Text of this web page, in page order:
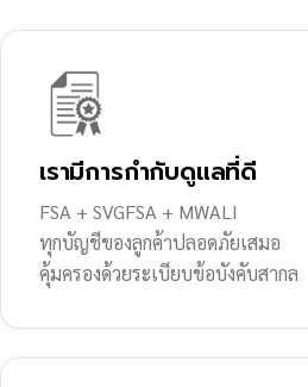
เรามีการกำกับดูแลที่ดี
FSA + SVGFSA + MWALI
ทุกบัญชีของลูกค้าปลอดภัยเสมอ
คุ้มครองด้วยระเบียบข้อบังคับสากล